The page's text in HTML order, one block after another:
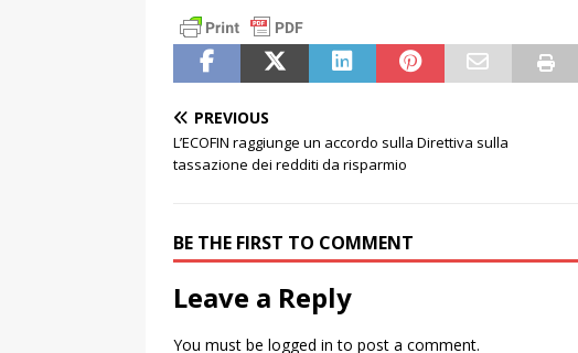
PREVIOUS
L’ECOFIN raggiunge un accordo sulla Direttiva sulla
tassazione dei redditi da risparmio
BE THE FIRST TO COMMENT
Leave a Reply
You must be logged in to post a comment.